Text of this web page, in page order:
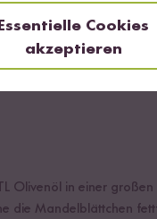
Olivenöl in einer
die Mandelblättchen
Essentielle Cookies
akzeptieren